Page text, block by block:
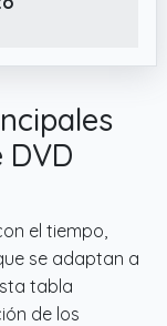
CD
C del
y la
el tiempo,
se adaptan a
tabla
de los